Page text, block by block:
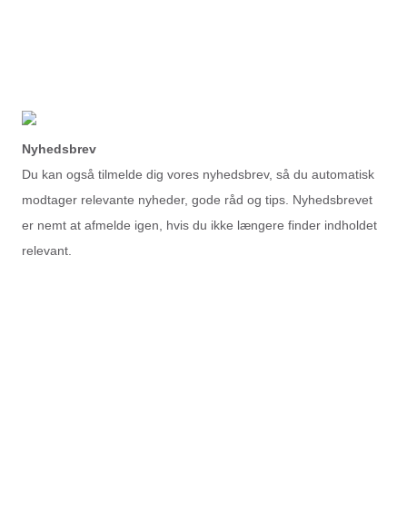
Nyhedsbrev
Du kan også tilmelde dig vores nyhedsbrev, så du automatisk
modtager relevante nyheder, gode råd og tips. Nyhedsbrevet
er nemt at afmelde igen, hvis du ikke længere finder indholdet
relevant.